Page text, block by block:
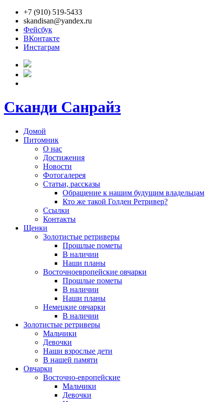
+7 (910) 519-5433
skandisan@yandex.ru
Фейсбук
ВКонтакте
Инстаграм
Сканди Санрайз
Домой
Питомник
О нас
Достижения
Новости
Фотогалерея
Статьи, рассказы
Обращение к нашим будущим владельцам
Кто же такой Голден Ретривер?
Ссылки
Контакты
Щенки
Золотистые ретриверы
Прошлые пометы
В наличии
Наши планы
Восточноевропейские овчарки
Прошлые пометы
В наличии
Наши планы
Немецкие овчарки
В наличии
Золотистые ретриверы
Мальчики
Девочки
Наши взрослые дети
В нашей памяти
Овчарки
Восточно-европейские
Мальчики
Девочки